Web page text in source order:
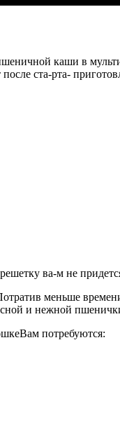
каши в
ста-рта-
ва-м не
меньше
и нежной
Вам потребуются: